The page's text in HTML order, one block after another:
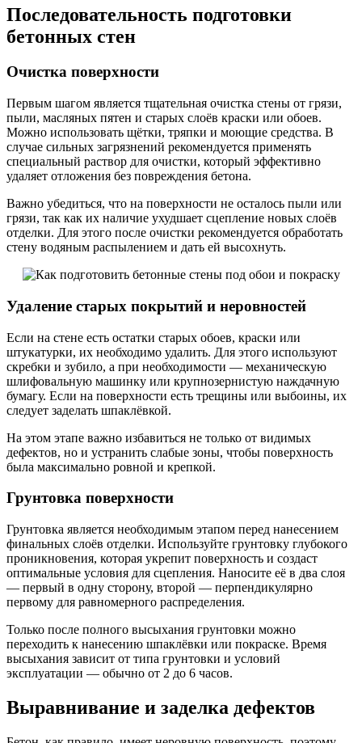
Последовательность подготовки
бетонных стен
Очистка поверхности
Первым шагом является тщательная очистка стены от грязи,
пыли, масляных пятен и старых слоёв краски или обоев.
Можно использовать щётки, тряпки и моющие средства. В
случае сильных загрязнений рекомендуется применять
специальный раствор для очистки, который эффективно
удаляет отложения без повреждения бетона.
Важно убедиться, что на поверхности не осталось пыли или
грязи, так как их наличие ухудшает сцепление новых слоёв
отделки. Для этого после очистки рекомендуется обработать
стену водяным распылением и дать ей высохнуть.
Удаление старых покрытий и неровностей
Если на стене есть остатки старых обоев, краски или
штукатурки, их необходимо удалить. Для этого используют
скребки и зубило, а при необходимости — механическую
шлифовальную машинку или крупнозернистую наждачную
бумагу. Если на поверхности есть трещины или выбоины, их
следует заделать шпаклёвкой.
На этом этапе важно избавиться не только от видимых
дефектов, но и устранить слабые зоны, чтобы поверхность
была максимально ровной и крепкой.
Грунтовка поверхности
Грунтовка является необходимым этапом перед нанесением
финальных слоёв отделки. Используйте грунтовку глубокого
проникновения, которая укрепит поверхность и создаст
оптимальные условия для сцепления. Наносите её в два слоя
— первый в одну сторону, второй — перпендикулярно
первому для равномерного распределения.
Только после полного высыхания грунтовки можно
переходить к нанесению шпаклёвки или покраске. Время
высыхания зависит от типа грунтовки и условий
эксплуатации — обычно от 2 до 6 часов.
Выравнивание и заделка дефектов